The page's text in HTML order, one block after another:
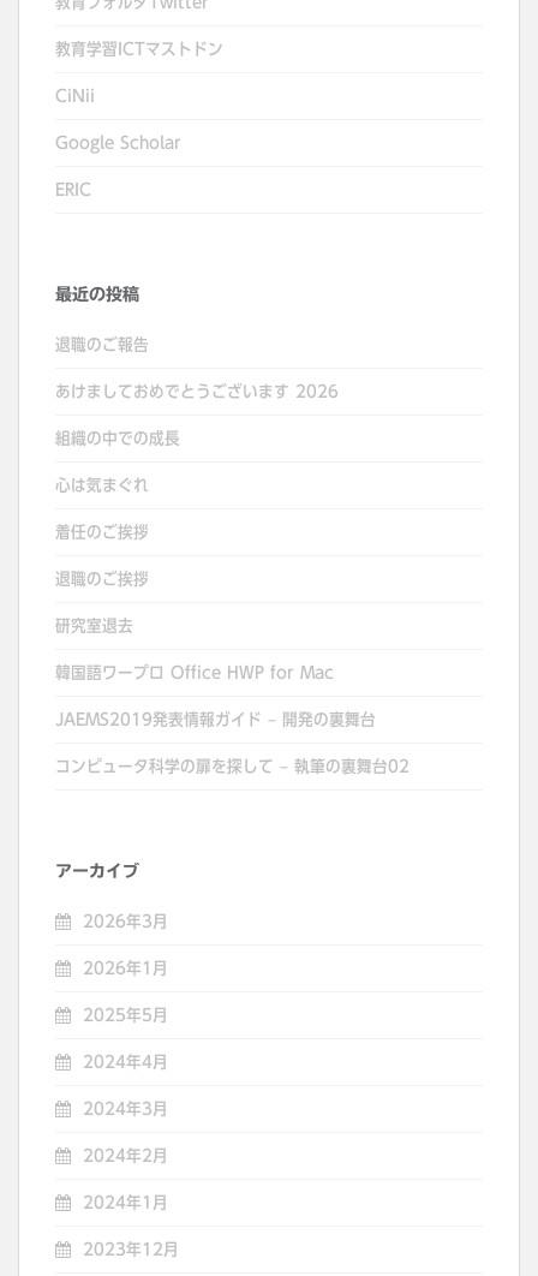
教育学習ICTマストドン
CiNii
Google Scholar
ERIC
最近の投稿
退職のご報告
あけましておめでとうございます 2026
組織の中での成長
心は気まぐれ
着任のご挨拶
退職のご挨拶
研究室退去
韓国語ワープロ Office HWP for Mac
JAEMS2019発表情報ガイド – 開発の裏舞台
コンピュータ科学の扉を探して – 執筆の裏舞台02
アーカイブ
2026年3月
2026年1月
2025年5月
2024年4月
2024年3月
2024年2月
2024年1月
2023年12月